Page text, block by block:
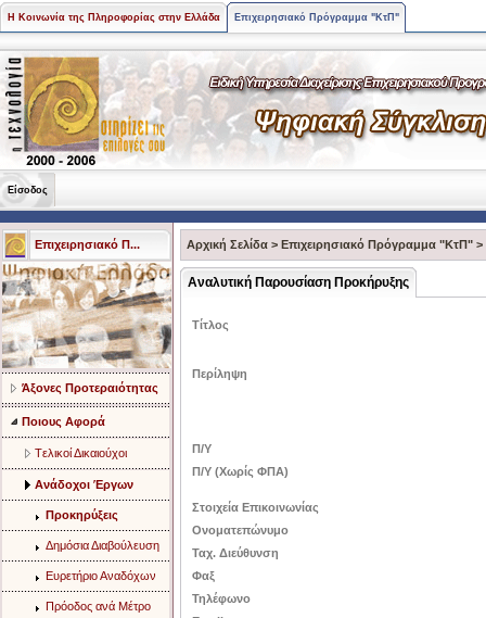
Η Κοινωνία της Πληροφορίας στην Ελλάδα Επιχειρησιακό Πρόγραμμα "ΚτΠ"
Είσοδος
Επιχειρησιακό Π...
Άξονες Προτεραιότητας
Ποιους Αφορά
Tελικοί Δικαιούχοι
Ανάδοχοι Έργων
Προκηρύξεις
Δημόσια Διαβούλευση
Ευρετήριο Αναδόχων
Πρόοδος ανά Μέτρο
Αρχική Σελίδα > Επιχειρησιακό Πρόγραμμα "ΚτΠ" >
Αναλυτική Παρουσίαση Προκήρυξης
Τίτλος
Περίληψη
Π/Υ
Π/Υ (Χωρίς ΦΠΑ)
Στοιχεία Επικοινωνίας
Ονοματεπώνυμο
Ταχ. Διεύθυνση
Φαξ
Τηλέφωνο